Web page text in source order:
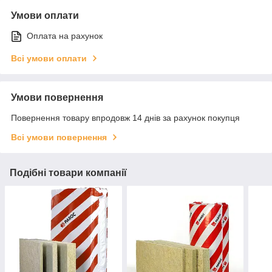
Умови оплати
Оплата на рахунок
Всі умови оплати
Умови повернення
Повернення товару впродовж 14 днів за рахунок покупця
Всі умови повернення
Подібні товари компанії